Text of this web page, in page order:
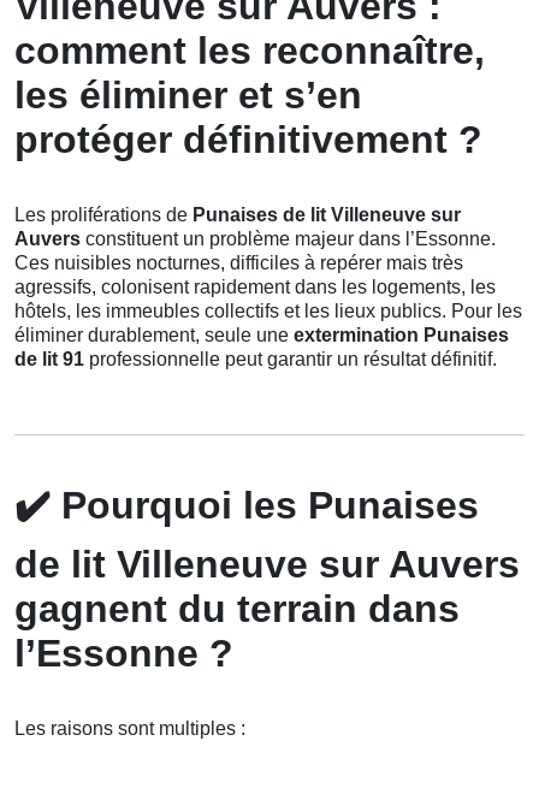
comment les reconnaître,
les éliminer et s’en
protéger définitivement ?
Les proliférations de Punaises de lit Villeneuve sur
Auvers constituent un problème majeur dans l’Essonne.
Ces nuisibles nocturnes, difficiles à repérer mais très
agressifs, colonisent rapidement dans les logements, les
hôtels, les immeubles collectifs et les lieux publics. Pour les
éliminer durablement, seule une extermination Punaises
de lit 91 professionnelle peut garantir un résultat définitif.
✔️ Pourquoi les Punaises
de lit Villeneuve sur Auvers
gagnent du terrain dans
l’Essonne ?
Les raisons sont multiples :